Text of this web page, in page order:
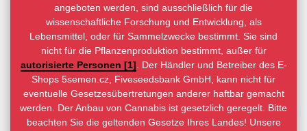
angeboten werden, sind ausschließlich für die
wissenschaftliche Forschung und Entwicklung, als
Lebensmittel, oder für Sammelzwecke bestimmt. Sie sind
nicht für die Pflanzenproduktion bestimmt, außer für
autorisierte Personen [1] . Der Händler und Betreiber des E-
Shops 5semen.cz, Fiveseedsbank GmbH, kann nicht für
eventuelle Gesetzesübertretungen anderer haftbar gemacht
werden. Der Anbau von Cannabis ist gesetzlich geregelt. Bitte
beachten Sie die geltenden Gesetze Ihres Landes! Unsere